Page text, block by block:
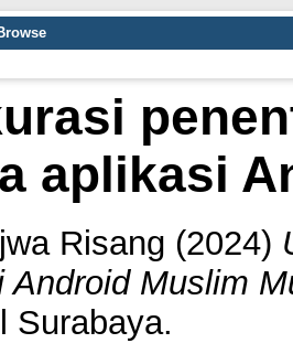
aplikasi
Risang (2024)
Android Muslim
Surabaya.